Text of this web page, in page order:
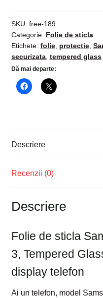
Samsung
Galaxy
Grand
3,
Tempered
Glass,
SKU: free-189
Categorie: Folie de sticla
Etichete: folie, protectie,
securizata, tempered glass
Dă mai departe:
Descriere
Recenzii (0)
Descriere
Folie de sticla
3, Tempered
display telefon
Ai un telefon, model